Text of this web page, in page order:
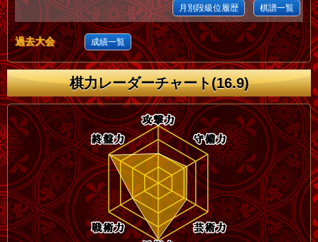
月別段級位履歴 棋譜一覧
過去大会 成績一覧
棋力レーダーチャート(16.9)